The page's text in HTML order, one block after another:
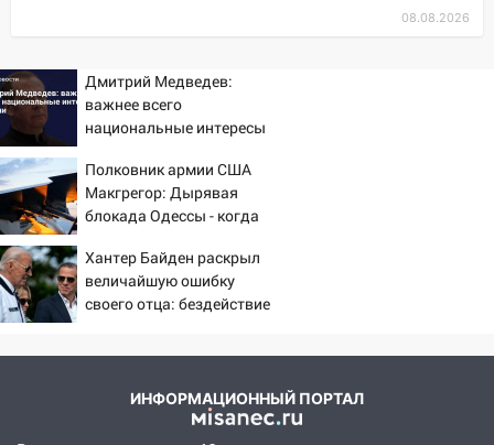
сорванные крыши, поваленные деревья,
затопленные улицы и остановившиеся
трамваи
12:17
Ульяновск накрыл крупный град:
после ливня город снова уходит под
воду
12:12
Прокуратура взяла на контроль
ДТП с шестилетним ребёнком на улице
Федерации
шестилетнего ребёнка на улице
Федерации: возбуждено уголовное дело
В Ульяновске ищут 37-летнего
08.08.2026
Дмитрий Медведев:
важнее всего
национальные интересы
Полковник армии США
Макгрегор: Дырявая
блокада Одессы - когда
России за это полетят
головы?
Хантер Байден раскрыл
величайшую ошибку
своего отца: бездействие
ИНФОРМАЦИОННЫЙ ПОРТАЛ